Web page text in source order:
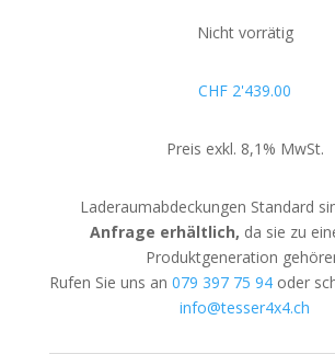
Nicht vorrätig
CHF 2'439.00
Preis exkl. 8,1% MwSt.
Laderaumabdeckungen Standard
Anfrage erhältlich, da sie zu
Produktgeneration
Rufen Sie uns an079 397 75 94 oder
info@tesser4x4.ch